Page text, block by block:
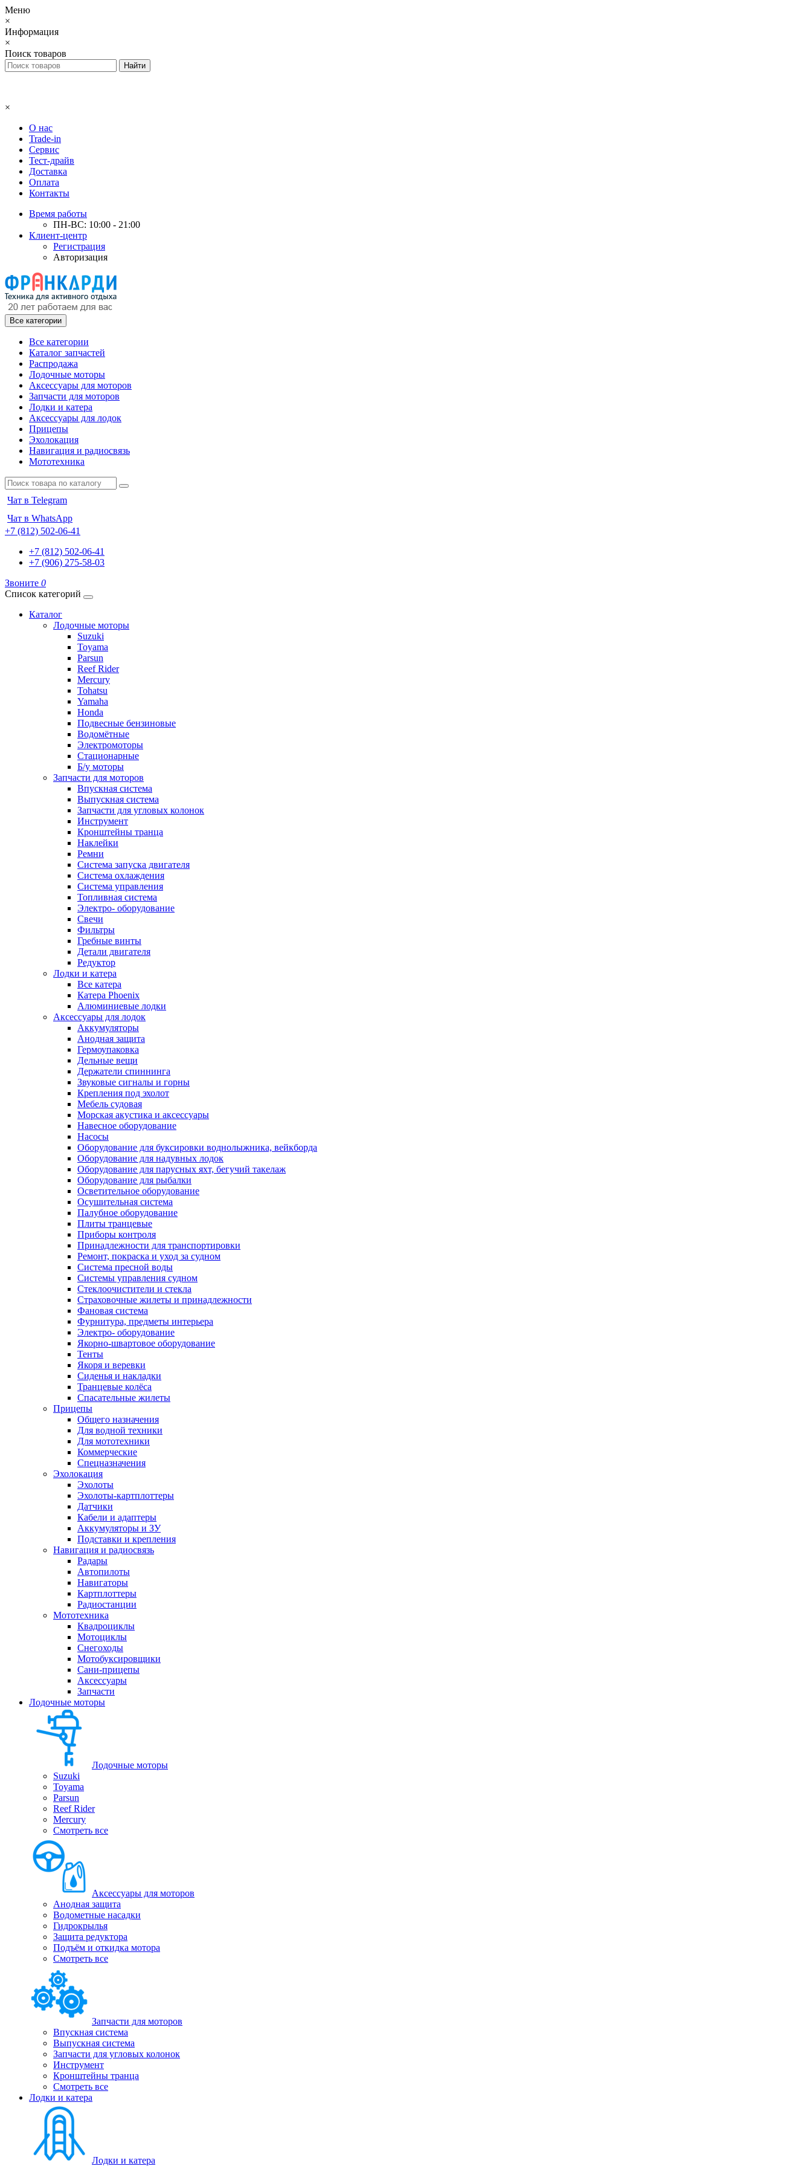
Меню
×
Информация
×
Поиск товаров
×
О нас
Trade-in
Сервис
Тест-драйв
Доставка
Оплата
Контакты
Время работы
ПН-ВС: 10:00 - 21:00
Клиент-центр
Регистрация
Авторизация
Все категории
Все категории
Каталог запчастей
Распродажа
Лодочные моторы
Аксессуары для моторов
Запчасти для моторов
Лодки и катера
Аксессуары для лодок
Прицепы
Эхолокация
Навигация и радиосвязь
Мототехника
Чат в Telegram
Чат в WhatsApp
+7 (812) 502-06-41
+7 (812) 502-06-41
+7 (906) 275-58-03
Звоните 0
Список категорий
Каталог
Лодочные моторы
Suzuki
Toyama
Parsun
Reef Rider
Mercury
Tohatsu
Yamaha
Honda
Подвесные бензиновые
Водомётные
Электромоторы
Стационарные
Б/у моторы
Запчасти для моторов
Впускная система
Выпускная система
Запчасти для угловых колонок
Инструмент
Кронштейны транца
Наклейки
Ремни
Система запуска двигателя
Система охлаждения
Система управления
Топливная система
Электро- оборудование
Свечи
Фильтры
Гребные винты
Детали двигателя
Редуктор
Лодки и катера
Все катера
Катера Phoenix
Алюминиевые лодки
Аксессуары для лодок
Аккумуляторы
Анодная защита
Гермоупаковка
Дельные вещи
Держатели спиннинга
Звуковые сигналы и горны
Крепления под эхолот
Мебель судовая
Морская акустика и аксессуары
Навесное оборудование
Насосы
Оборудование для буксировки воднолыжника, вейкборда
Оборудование для надувных лодок
Оборудование для парусных яхт, бегучий такелаж
Оборудование для рыбалки
Осветительное оборудование
Осушительная система
Палубное оборудование
Плиты транцевые
Приборы контроля
Принадлежности для транспортировки
Ремонт, покраска и уход за судном
Система пресной воды
Системы управления судном
Стеклоочистители и стекла
Страховочные жилеты и принадлежности
Фановая система
Фурнитура, предметы интерьера
Электро- оборудование
Якорно-швартовое оборудование
Тенты
Якоря и веревки
Сиденья и накладки
Транцевые колёса
Спасательные жилеты
Прицепы
Общего назначения
Для водной техники
Для мототехники
Коммерческие
Спецназначения
Эхолокация
Эхолоты
Эхолоты-картплоттеры
Датчики
Кабели и адаптеры
Аккумуляторы и ЗУ
Подставки и крепления
Навигация и радиосвязь
Радары
Автопилоты
Навигаторы
Картплоттеры
Радиостанции
Мототехника
Квадроциклы
Мотоциклы
Снегоходы
Мотобуксировщики
Сани-прицепы
Аксессуары
Запчасти
Лодочные моторы
Лодочные моторы
Suzuki
Toyama
Parsun
Reef Rider
Mercury
Смотреть все
Аксессуары для моторов
Анодная защита
Водометные насадки
Гидрокрылья
Защита редуктора
Подъём и откидка мотора
Смотреть все
Запчасти для моторов
Впускная система
Выпускная система
Запчасти для угловых колонок
Инструмент
Кронштейны транца
Смотреть все
Лодки и катера
Лодки и катера